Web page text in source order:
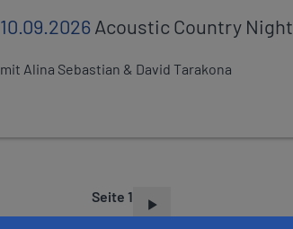
10.09.2026Acoustic Country Night
mit Alina Sebastian & David Tarakona
Seite 1